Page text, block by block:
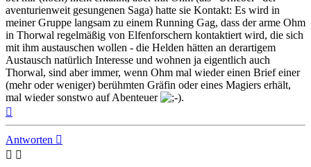
aventurienweit gesungenen Saga) hatte sie Kontakt: Es wird in
meiner Gruppe langsam zu einem Running Gag, dass der arme Ohm
in Thorwal regelmäßig von Elfenforschern kontaktiert wird, die sich
mit ihm austauschen wollen - die Helden hätten an derartigem
Austausch natürlich Interesse und wohnen ja eigentlich auch
Thorwal, sind aber immer, wenn Ohm mal wieder einen Brief einer
(mehr oder weniger) berühmten Gräfin oder eines Magiers erhält,
mal wieder sonstwo auf Abenteuer
.
Antworten